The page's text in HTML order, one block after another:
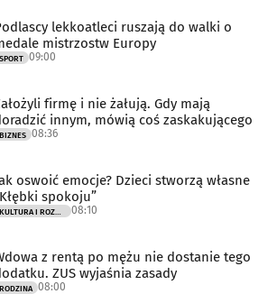
lekkoatleci ruszają do walki o
mistrzostw Europy
SPORT 09:00
firmę i nie żałują. Gdy mają
innym, mówią coś zaskakującego
BIZNES 08:36
oswoić emocje? Dzieci stworzą własne
spokoju”
08:10
z rentą po mężu nie dostanie tego
ZUS wyjaśnia zasady
RODZINA 08:00